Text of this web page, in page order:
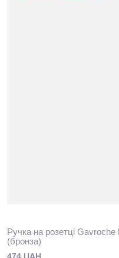
Ручка на розетці
(бронза)
474 UAH